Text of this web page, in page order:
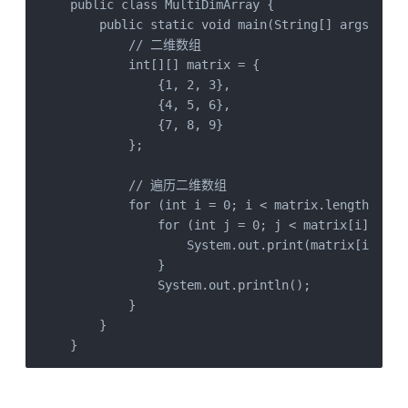
public class MultiDimArray {
    public static void main(String[] args) {
        // 二维数组
        int[][] matrix = {
            {1, 2, 3},
            {4, 5, 6},
            {7, 8, 9}
        };
        // 遍历二维数组
for (int i = 0; i < matrix.length;
for (int j = 0; j <
System.out.print(matrix[i][j]
            }
            System.out.println();
        }
    }
}